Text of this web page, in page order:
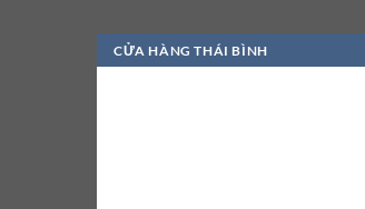
Bỏ
qua
CỬA HÀNG THÁI BÌNH